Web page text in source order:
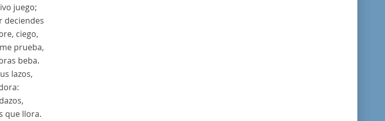
juego;
deciendes
ciego,
prueba,
beba.
lazos,
que llora.